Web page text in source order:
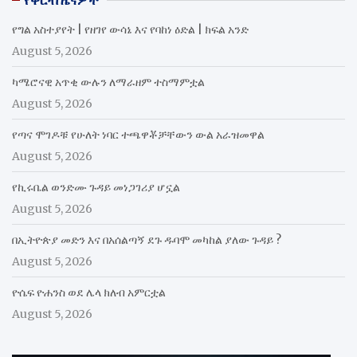
የግል አስተያየት | የዘገየ ውሳኔ እና የባከነ ዕድል | ክፍል አንድ
August 5, 2026
ካሜሮናዊ አጥቂ ውሉን ለማራዘም ተስማምቷል
August 5, 2026
የጣና ሞገዶቹ የሁለት ነባር ተጫዋቾቻቸውን ውል አራዝመዋል
August 5, 2026
የኪሩቤል ወንድሙ ጉዳይ መነጋገሪያ ሆኗል
August 5, 2026
በኢትዮጵያ መድን እና በአሰልጣኝ ደጉ ዱባሞ መካከል ያለው ጉዳይ ?
August 5, 2026
ዮሴፍ ዮሐንስ ወደ ሌላ ክለብ አምርቷል
August 5, 2026